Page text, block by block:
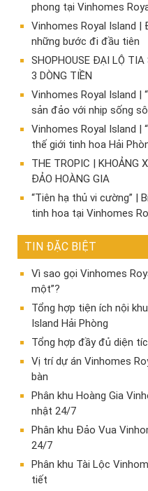
phong tại Vinhomes
Vinhomes Royal Island
những bước đi đầu tiên
SHOPHOUSE ĐẠI LỘ
3 DÒNG TIỀN
Vinhomes Royal Island |
sản đảo với nhịp sống
Vinhomes Royal Island |
thế giới tinh hoa Hải
THE TROPIC | KHOẢNG
ĐẢO HOÀNG GIA
“Tiên hạ thủ vi cường” |
tinh hoa tại Vinhomes
TIN ĐẶC BIỆT
Vì sao gọi Vinhomes
một”?
Tổng hợp tiện ích nội
Island Hải Phòng
Tổng hợp đầy đủ diện
Vị trí dự án Vinhomes
bàn
Phân khu Hoàng Gia
nhật 24/7
Phân khu Đảo Vua
24/7
Phân khu Tài Lộc
tiết